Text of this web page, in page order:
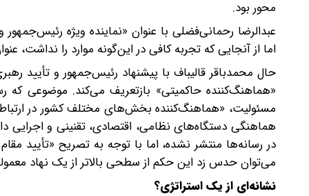
محور بود.
عبدالرضا رحمانی‌فضلی با عنوان «نماینده ویژه
اما از آنجایی که تجربه کافی در این‌گونه موارد را نداشت،
حال محمدباقر قالیباف با پیشنهاد رئیس‌جمهور و تأیید
«هماهنگ‌کننده حاکمیتی» بازتعریف می‌کند. موضوعی که
مسئولیت، «هماهنگ‌کننده بخش‌های مختلف کشور در ارتباط
هماهنگی دستگاه‌های نظامی، اقتصادی، تقنینی و اجرایی
در رسانه‌ها منتشر نشده، اما با توجه به تصریح «تأیید
می‌توان حدس زد این حکم از سطحی بالاتر از یک نهاد
نشانه‌ای از یک استراتژی؟